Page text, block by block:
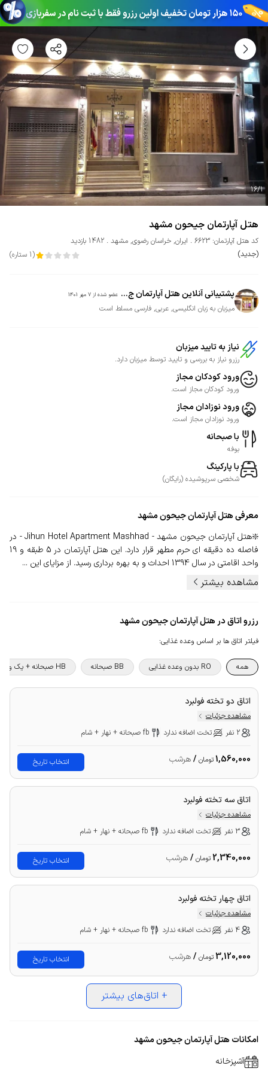
16/1
هتل آپارتمان جیحون مشهد
کد هتل آپارتمان: 6623 ایران, خراسان رضوی, مشهد
1482 بازدید
(جدید)
(
1 ستاره)
پشتیبانی آنلاین هتل آپارتمان ج... عضو شده از 7 مهر 1401
میزبان به زبان انگلیسی, عربی, فارسی مسلط است
نیاز به تایید میزبان
رزرو نیاز به بررسی و تایید توسط میزبان دارد.
ورود کودکان مجاز
ورود کودکان مجاز است.
ورود نوزادان مجاز
ورود نوزادان مجاز است.
با صبحانه
بوفه
با پارکینگ
شخصی سرپوشیده (رایگان)
معرفیهتل آپارتمان جیحون مشهد
❇️هتل آپارتمان جیحون مشهد - Jihun Hotel Apartment Mashhad - در
فاصله ده دقیقه ای حرم مطهر قرار دارد. این هتل آپارتمان در 5 طبقه و 19
واحد اقامتی در سال 1394 احداث و به بهره برداری رسید. از مزایای این ...
مشاهده بیشتر
رزرو اتاق در هتل آپارتمان جیحون مشهد
فیلتر اتاق ها بر اساس وعده غذایی:
همه RO بدون وعده غذایی BB صبحانه HB صبحانه + یک وعده غذا
اتاق دو تخته فولبرد
مشاهده جزئیات
2 نفر
تخت اضافه ندارد fb صبحانه + نهار + شام
1,560,000تومان /هرشب انتخاب تاریخ
اتاق سه تخته فولبرد
مشاهده جزئیات
3 نفر
تخت اضافه ندارد fb صبحانه + نهار + شام
2,340,000تومان /هرشب انتخاب تاریخ
اتاق چهار تخته فولبرد
مشاهده جزئیات
4 نفر
تخت اضافه ندارد fb صبحانه + نهار + شام
3,120,000تومان /هرشب انتخاب تاریخ
+ اتاق‌های بیشتر
امکانات هتل آپارتمان جیحون مشهد
آشپزخانه